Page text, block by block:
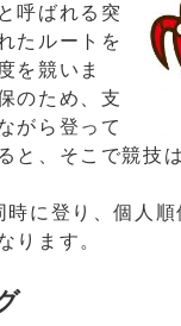
呼ばれる突
たルートを
を競いま
のため、支
がら登って
と、そこで競技
時に登り、個人
ります。